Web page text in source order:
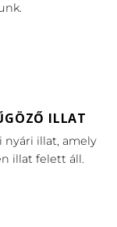
ILLAT
nyári illat, amely
illat felett áll.